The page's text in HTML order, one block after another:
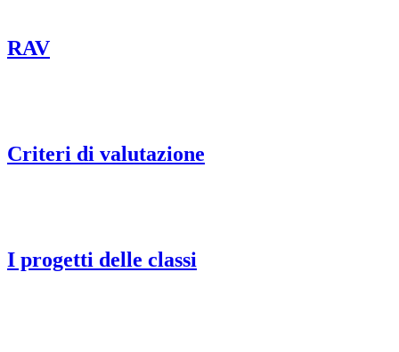
RAV
Criteri di valutazione
I progetti delle classi